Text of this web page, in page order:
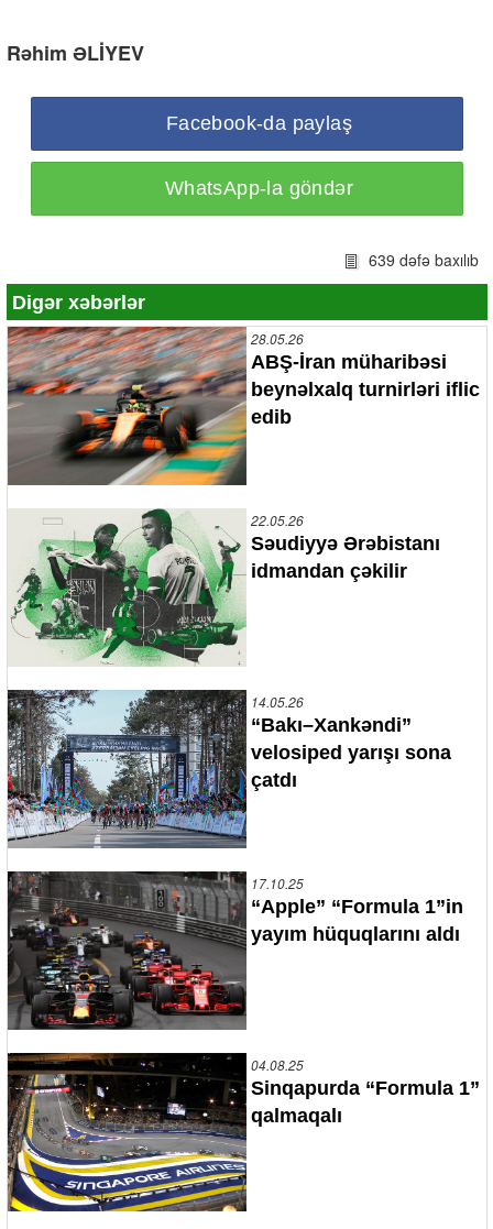
Rəhim ƏLİYEV
Facebook-da paylaş
WhatsApp-la göndər
639 dəfə baxılıb
Digər xəbərlər
28.05.26
ABŞ-İran müharibəsi
beynəlxalq turnirləri iflic
edib
22.05.26
Səudiyyə Ərəbistanı
idmandan çəkilir
14.05.26
“Bakı–Xankəndi”
velosiped yarışı sona
çatdı
17.10.25
“Apple” “Formula 1”in
yayım hüquqlarını aldı
04.08.25
Sinqapurda “Formula 1”
qalmaqalı